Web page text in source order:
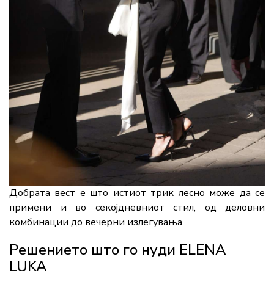
Добрата вест е што истиот трик лесно може да се
примени и во секојдневниот стил, од деловни
комбинации до вечерни излегувања.
Решението што го нуди ELENA
LUKA